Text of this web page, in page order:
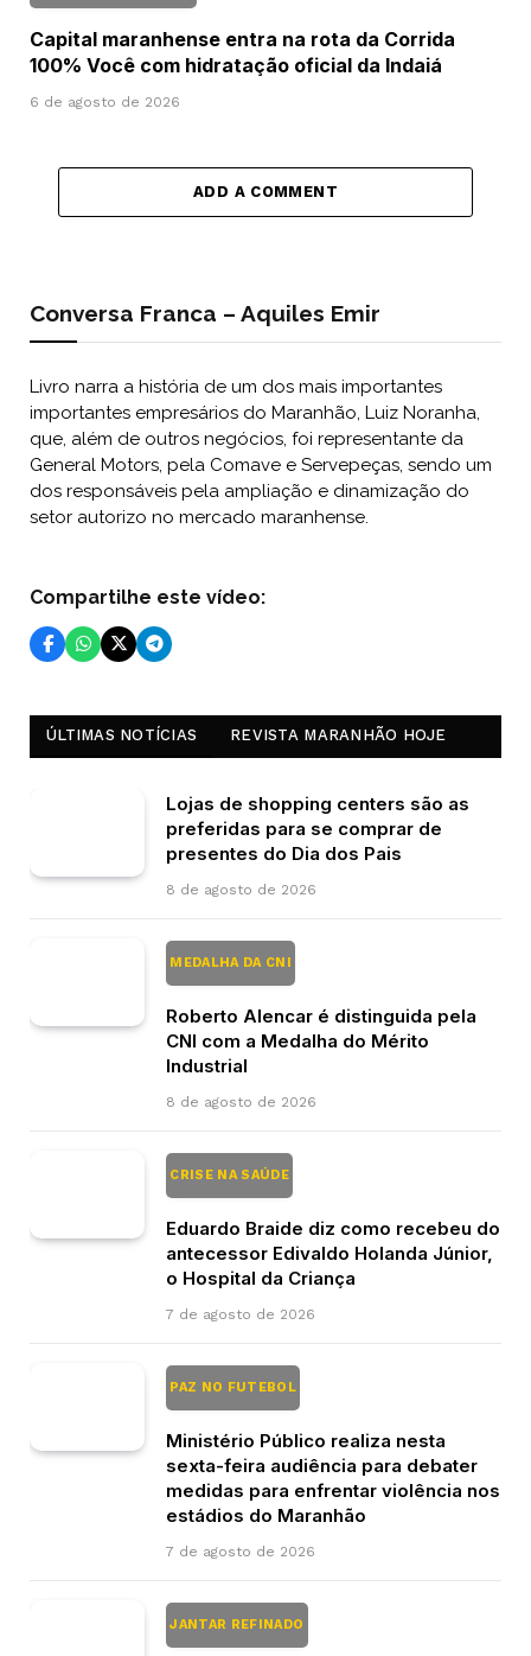
Capital maranhense entra na rota da Corrida
100% Você com hidratação oficial da Indaiá
6 de agosto de 2026
ADD A COMMENT
Conversa Franca – Aquiles Emir
Livro narra a história de um dos mais importantes
importantes empresários do Maranhão, Luiz Noranha,
que, além de outros negócios, foi representante da
General Motors, pela Comave e Servepeças, sendo um
dos responsáveis pela ampliação e dinamização do
setor autorizo no mercado maranhense.
Compartilhe este vídeo:
ÚLTIMAS NOTÍCIAS REVISTA MARANHÃO HOJE
Lojas de shopping centers são as
preferidas para se comprar de
presentes do Dia dos Pais
8 de agosto de 2026
MEDALHA DA CNI
Roberto Alencar é distinguida pela
CNI com a Medalha do Mérito
Industrial
8 de agosto de 2026
CRISE NA SAÚDE
Eduardo Braide diz como recebeu do
antecessor Edivaldo Holanda Júnior,
o Hospital da Criança
7 de agosto de 2026
PAZ NO FUTEBOL
Ministério Público realiza nesta
sexta-feira audiência para debater
medidas para enfrentar violência nos
estádios do Maranhão
7 de agosto de 2026
JANTAR REFINADO